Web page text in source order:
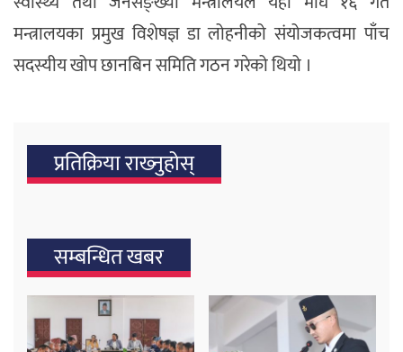
मन्त्रालयका प्रमुख विशेषज्ञ डा लोहनीको संयोजकत्वमा पाँच
सदस्यीय खोप छानबिन समिति गठन गरेको थियो ।
प्रतिक्रिया राख्‍नुहोस्
सम्बन्धित खबर